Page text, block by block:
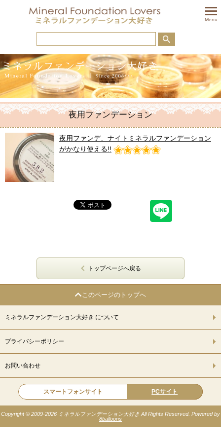
Menu
夜用ファンデーション
夜用ファンデ、ナイトミネラルファンデーション
がかなり使える!!
トップページへ戻る
このページのトップへ
ミネラルファンデーション大好き について
プライバシーポリシー
お問い合わせ
スマートフォンサイト PCサイト
Copyright © 2009-2026 ミネラルファンデーション大好き All Rights Reserved. Powered by
8balloons